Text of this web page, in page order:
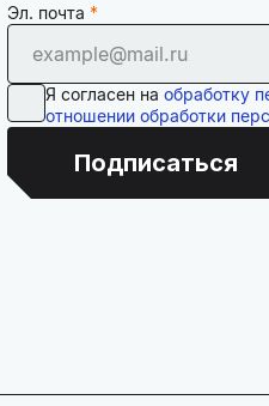
Эл. почта
Я согласен на обработку
отношении обработки
Подписаться